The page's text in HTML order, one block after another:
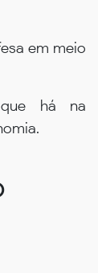
em meio
que há na